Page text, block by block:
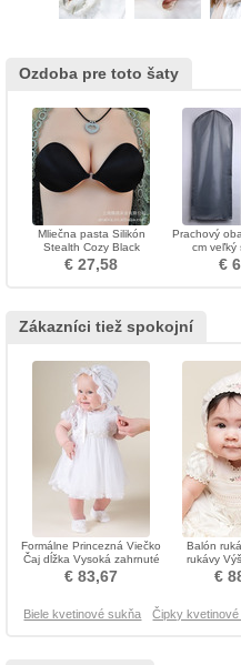
Ozdoba pre toto šaty
Mliečna pasta Silikón
Stealth Cozy Black
Neviditeľná podprsenka
€ 27,58
Prachový
cm veľký
prach
€
Zákazníci tiež spokojní
Formálne Princezná Viečko
Čaj dĺžka Vysoká zahrnuté
Krištáľové šaty
€ 83,67
Balón
rukávy
Formálne
€
Biele kvetinové sukňa Čipky